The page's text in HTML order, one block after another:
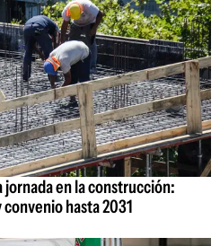
jornada en la construcción:
hasta 2031